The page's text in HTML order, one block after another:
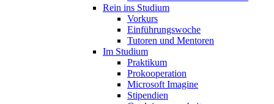
Rein ins Studium
Vorkurs
Einführungswoche
Tutoren und Mentoren
Im Studium
Praktikum
Prokooperation
Microsoft Imagine
Stipendien